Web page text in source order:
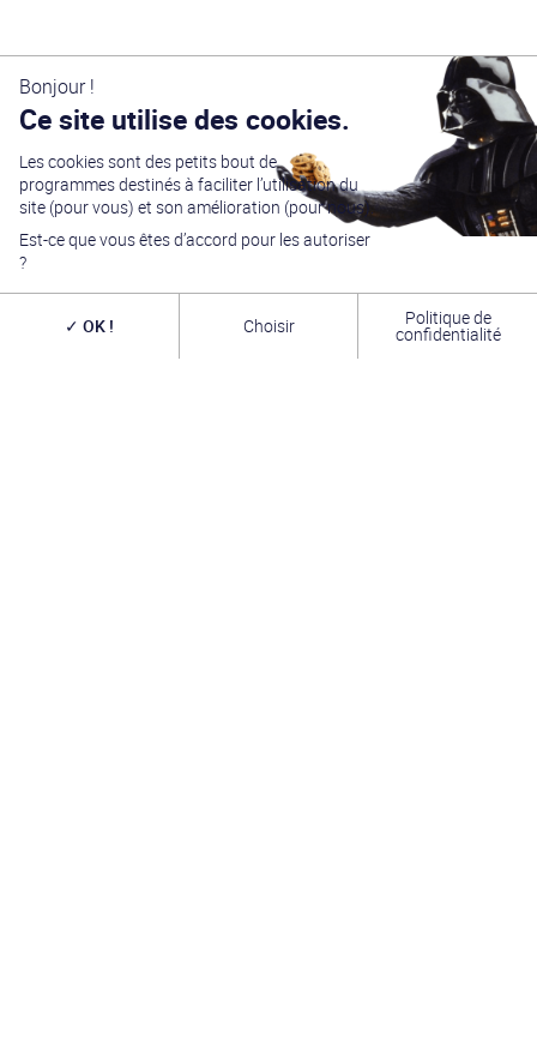
Générations Star Warsest depuis27ans la référence
en matière de convention Star Wars. Nous accueillons
chaque annéeplus de 10 000 visiteurs sur un week
rencontrer les
vrais acteursde la saga, des
artistes
exceptionnels, des commerçants passionnés et une
équipe bénévole alliant convivialité, bonne humeur et
Bonjour !
Ce site utilise des cookies.
Les cookies sont des petits bout de
programmes destinés à faciliter l’utilisation du
site (pour vous) et son amélioration (pour nous).
Est-ce que vous êtes d’accord pour les autoriser
?
OK ! Choisir Politique de
confidentialité